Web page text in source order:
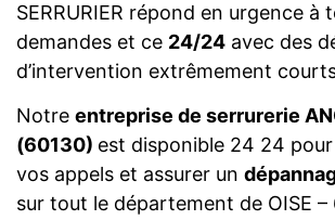
SERRURIER répond en urgence à
demandes et ce 24/24 avec des
d’intervention extrêmement
Notre entreprise de serrurerie
(60130) est disponible 24 24
vos appels et assurer un
sur tout le département de OISE –